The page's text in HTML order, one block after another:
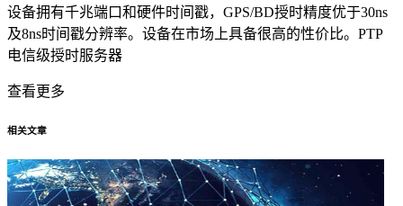
设备拥有千兆端口和硬件时间戳，GPS/BD授时精度优于30ns
及8ns时间戳分辨率。设备在市场上具备很高的性价比。PTP
电信级授时服务器
查看更多
相关文章